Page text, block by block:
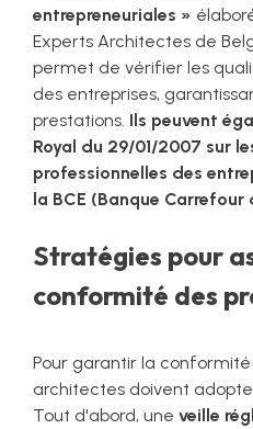
entrepreneuriales »
Experts Architectes de
permet de vérifier les
des entreprises,
prestations. Ils peuvent
Royal du 29/01/2007 sur
professionnelles des
la BCE (Banque Carrefour
Stratégies pour
conformité des
Pour garantir la
architectes doivent
Tout d'abord, une veille